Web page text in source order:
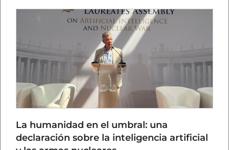
La humanidad en el umbral: una
declaración sobre la inteligencia artificial